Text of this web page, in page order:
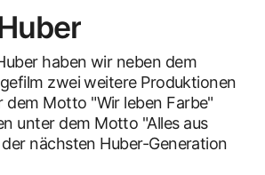
haben wir neben dem
zwei weitere Produktionen
dem Motto "Wir leben Farbe"
unter dem Motto "Alles aus
nächsten Huber-Generation